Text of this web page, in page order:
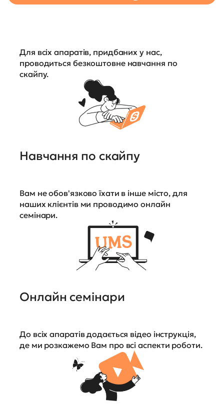
Для всіх апаратів, придбаних у нас,
проводиться безкоштовне навчання по
скайпу.
Навчання по скайпу
Вам не обов'язково їхати в інше місто, для
наших клієнтів ми проводимо онлайн
семінари.
Онлайн семінари
До всіх апаратів додається відео інструкція,
де ми розкажемо Вам про всі аспекти роботи.